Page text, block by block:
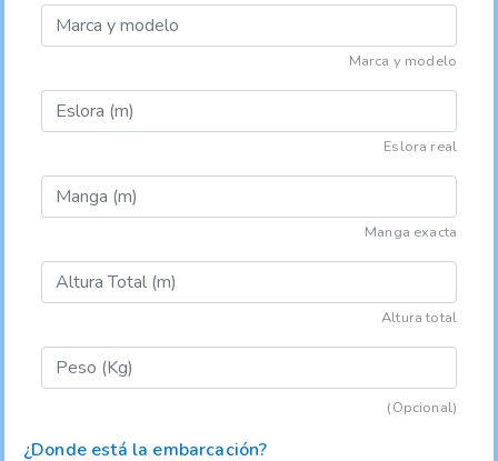
Marca y modelo
Eslora real
Manga exacta
Altura total
(Opcional)
¿Donde está la embarcación?